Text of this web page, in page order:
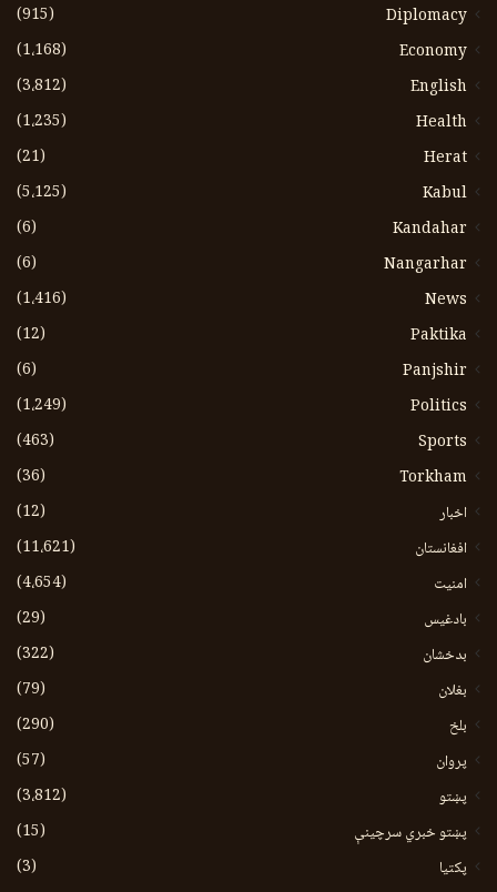
Diplomacy
(915)
Economy
(1،168)
English
(3،812)
Health
(1،235)
Herat
(21)
Kabul
(5،125)
Kandahar
(6)
Nangarhar
(6)
News
(1،416)
Paktika
(12)
Panjshir
(6)
Politics
(1،249)
Sports
(463)
Torkham
(36)
اخبار
(12)
افغانستان
(11،621)
امنیت
(4،654)
بادغیس
(29)
بدخشان
(322)
بغلان
(79)
بلخ
(290)
پروان
(57)
پښتو
(3،812)
پښتو خبري سرچينې
(15)
پکتيا
(3)